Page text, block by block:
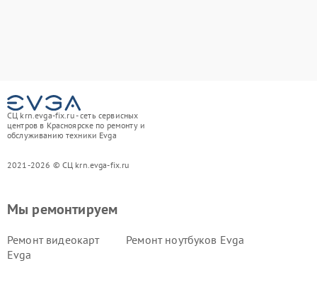
СЦ krn.evga-fix.ru - сеть сервисных
центров в Красноярске по ремонту и
обслуживанию техники Evga
2021-2026 © СЦ krn.evga-fix.ru
Мы ремонтируем
Ремонт видеокарт
Evga
Ремонт ноутбуков Evga